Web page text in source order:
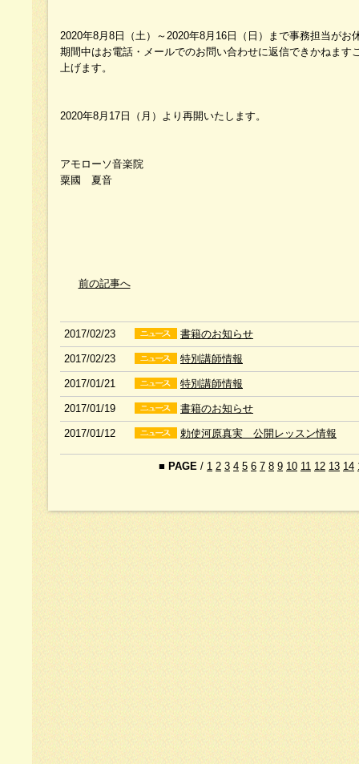
2020年8月8日（土）～2020年8月16日（日）まで事務担当がお
期間中はお電話・メールでのお問い合わせに返信できかねます
上げます。
2020年8月17日（月）より再開いたします。
アモローソ音楽院
粟國 夏音
前の記事へ
2017/02/23 書籍のお知らせ
2017/02/23 特別講師情報
2017/01/21 特別講師情報
2017/01/19 書籍のお知らせ
2017/01/12 勅使河原真実 公開レッスン情報
■ PAGE / 1 2 3 4 5 6 7 8 9 10 11 12 13 14